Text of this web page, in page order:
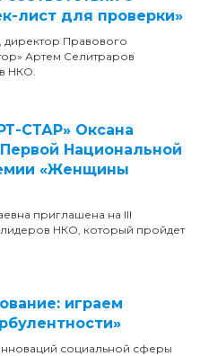
лист для проверки»
Правового
Артем Селитраров
НКО.
СТАР» Оксана
Национальной
«Женщины
приглашена на III
НКО, который пройдет
играем
социальной сферы